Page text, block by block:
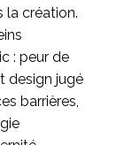
création.
: peur de
design jugé
barrières,